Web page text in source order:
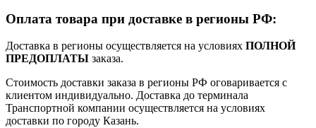
Оплата товара при доставке в регионы РФ:
Доставка в регионы осуществляется на условиях ПОЛНОЙ
ПРЕДОПЛАТЫ заказа.
Стоимость доставки заказа в регионы РФ оговаривается с
клиентом индивидуально. Доставка до терминала
Транспортной компании осуществляется на условиях
доставки по городу Казань.